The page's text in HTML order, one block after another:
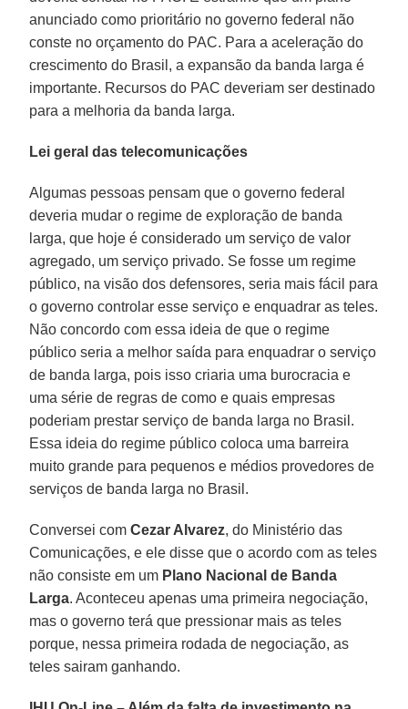
anunciado como prioritário no governo federal não
conste no orçamento do PAC. Para a aceleração do
crescimento do Brasil, a expansão da banda larga é
importante. Recursos do PAC deveriam ser destinado
para a melhoria da banda larga.
Lei geral das telecomunicações
Algumas pessoas pensam que o governo federal
deveria mudar o regime de exploração de banda
larga, que hoje é considerado um serviço de valor
agregado, um serviço privado. Se fosse um regime
público, na visão dos defensores, seria mais fácil para
o governo controlar esse serviço e enquadrar as teles.
Não concordo com essa ideia de que o regime
público seria a melhor saída para enquadrar o serviço
de banda larga, pois isso criaria uma burocracia e
uma série de regras de como e quais empresas
poderiam prestar serviço de banda larga no Brasil.
Essa ideia do regime público coloca uma barreira
muito grande para pequenos e médios provedores de
serviços de banda larga no Brasil.
Conversei comCezar Alvarez, do Ministério das
Comunicações, e ele disse que o acordo com as teles
não consiste em um Plano Nacional de Banda
Larga. Aconteceu apenas uma primeira negociação,
mas o governo terá que pressionar mais as teles
porque, nessa primeira rodada de negociação, as
teles sairam ganhando.